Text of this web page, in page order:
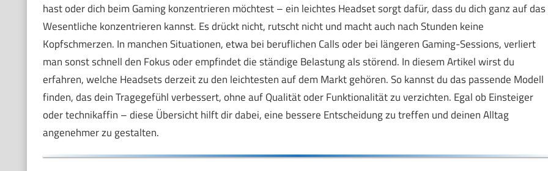
hast oder dich beim Gaming konzentrieren möchtest – ein leichtes Headset sorgt dafür, dass du dich ganz auf das
Wesentliche konzentrieren kannst. Es drückt nicht, rutscht nicht und macht auch nach Stunden keine
Kopfschmerzen. In manchen Situationen, etwa bei beruflichen Calls oder bei längeren Gaming-Sessions, verliert
man sonst schnell den Fokus oder empfindet die ständige Belastung als störend. In diesem Artikel wirst du
erfahren, welche Headsets derzeit zu den leichtesten auf dem Markt gehören. So kannst du das passende Modell
finden, das dein Tragegefühl verbessert, ohne auf Qualität oder Funktionalität zu verzichten. Egal ob Einsteiger
oder technikaffin – diese Übersicht hilft dir dabei, eine bessere Entscheidung zu treffen und deinen Alltag
angenehmer zu gestalten.